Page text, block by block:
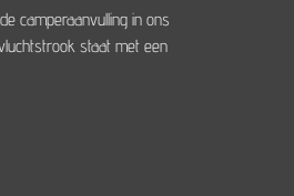
camperaanvulling in ons
staat met een